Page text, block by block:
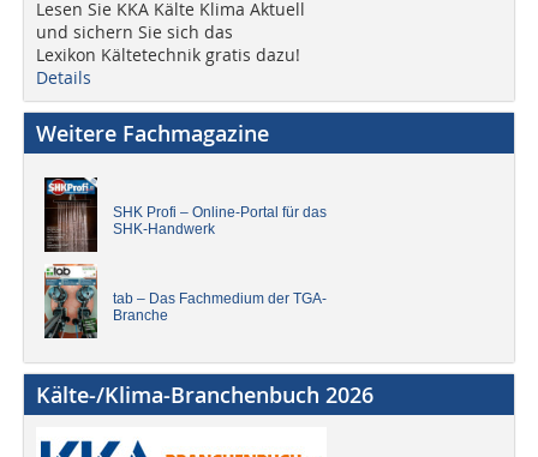
Lesen Sie KKA Kälte Klima Aktuell
und sichern Sie sich das
Lexikon Kältetechnik gratis dazu!
Details
Weitere Fachmagazine
SHK Profi – Online-Portal für das
SHK-Handwerk
tab – Das Fachmedium der TGA-
Branche
Kälte-/Klima-Branchenbuch 2026